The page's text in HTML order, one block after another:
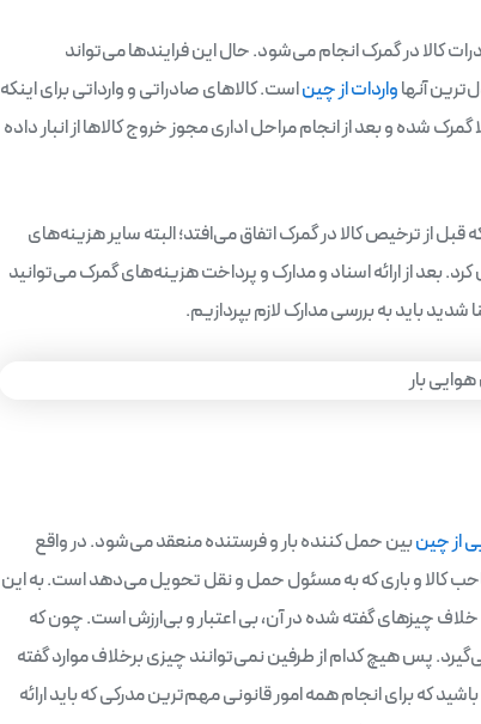
کالا در گمرک انجام می‌شود. حال این فرایندها می‌تواند
آنهاواردات از چیناست. کالاهای صادراتی و وارداتی برای اینکه
شده و بعد از انجام مراحل اداری مجوز خروج کالاها از انبار داده
از ترخیص کالا در گمرک اتفاق می‌افتد؛ البته سایر هزینه‌های
بعد از ارائه اسناد و مدارک و پرداخت هزینه‌های گمرک می‌توانید
شدید باید به بررسی مدارک لازم بپردازیم.
از چینبین حمل کننده بار و فرستنده منعقد می‌شود. در واقع
کالا و باری که به مسئول حمل و نقل تحویل می‌دهد است. به این
خلاف چیزهای گفته شده در آن، بی اعتبار و بی‌ارزش است. چون که
پس هیچ کدام از طرفین نمی‌توانند چیزی برخلاف موارد گفته
که برای انجام همه امور قانونی مهم‌ترین مدرکی که باید ارائه